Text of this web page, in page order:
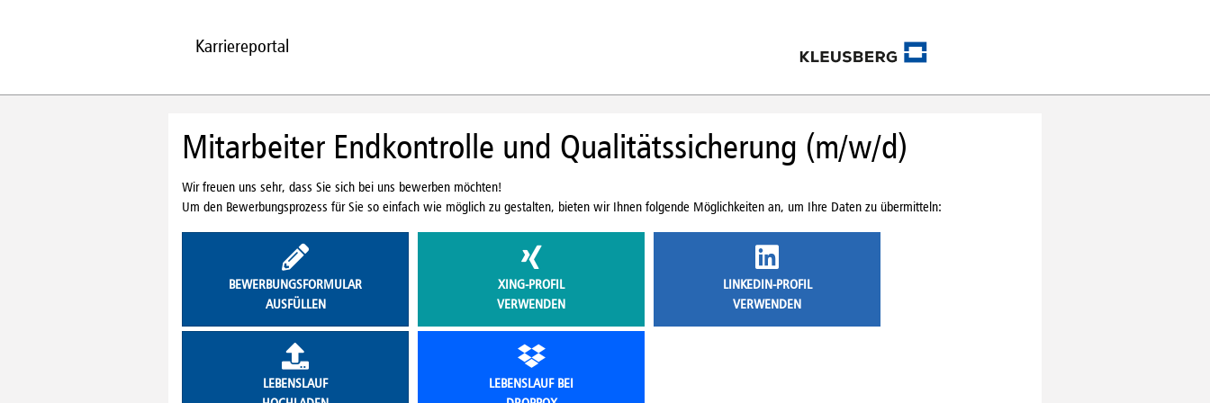
Karriereportal
Mitarbeiter Endkontrolle und Qualitätssicherung (m/w/d)
Wir freuen uns sehr, dass Sie sich bei uns bewerben möchten!
Um den Bewerbungsprozess für Sie so einfach wie möglich zu gestalten, bieten wir Ihnen folgende Möglichkeiten an, um Ihre Daten zu übermitteln:
BEWERBUNGSFORMULAR
AUSFÜLLEN
XING-PROFIL
VERWENDEN
LINKEDIN-PROFIL
VERWENDEN
LEBENSLAUF
LEBENSLAUF BEI